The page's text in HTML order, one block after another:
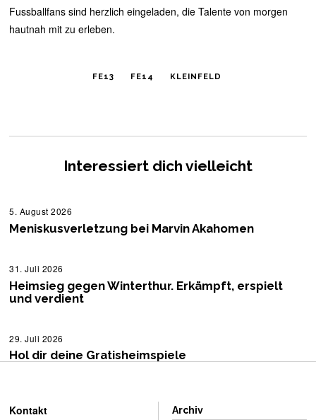
Fussballfans sind herzlich eingeladen, die Talente von morgen
hautnah mit zu erleben.
FE13 FE14 KLEINFELD
Interessiert dich vielleicht
5. August 2026
A
t
2
Meniskusverletzung bei Marvin Akahomen
31. Juli 2026
.
J
0
Heimsieg gegen Winterthur. Erkämpft, erspielt
und verdient
29. Juli 2026
0
.
Hol dir deine Gratisheimspiele
Kontakt
Archiv